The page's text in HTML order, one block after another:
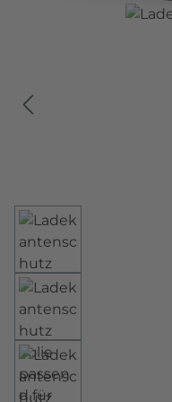
Bildergalerie